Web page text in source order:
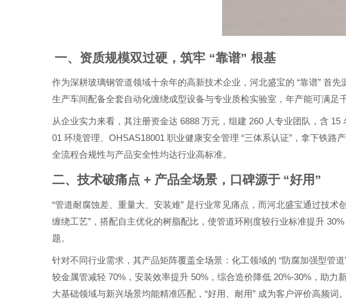
一、资质规模双过硬，筑牢 “靠谱” 根基
作为深耕玻璃钢管道领域十余年的高新技术企业，河北盛宝的 “靠谱” 首先
生产车间配备全套自动化缠绕成型设备与专业质检实验室，年产能可满足
从企业实力来看，其注册资金达 6888 万元，组建 260 人专业团队，含 15
01 环境管理、 OHSAS18001 职业健康安全管理 “三体系认证” ，拿下铁路
全流程合规性与产品安全性均达行业高标准。
二、技术破痛点 + 产品全场景，口碑源于 “好用”
“管道耐腐蚀差、重量大、安装难” 是行业常见痛点，而河北盛宝通过技术
缠绕工艺” ，搭配自主优化的树脂配比，使管道环刚度较行业标准提升 30%
题。
针对不同行业需求，其产品矩阵覆盖全场景：化工领域的 “防腐加强型管道
较金属管减轻 70% ，安装效率提升 50% ，综合造价降低 20%-30% ，助力
大基础领域与新兴场景均能精准匹配， “好用、耐用” 成为客户评价高频词。